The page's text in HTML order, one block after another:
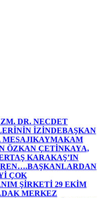
DR. NECDET
İZİNDEBAŞKAN
MESAJIKAYMAKAM
ÖZKAN ÇETİNKAYA,
KARAKAŞ’IN
BAŞKANLARDAN
ÇOK
ŞİRKETİ 29 EKİM
MERKEZ